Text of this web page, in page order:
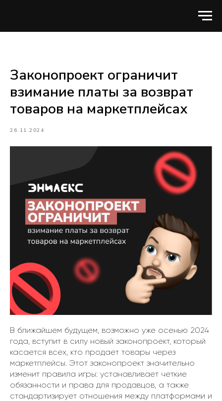
Законопроект ограничит
взимание платы за возврат
товаров на маркетплейсах
26.11.2024
В ближайшем будущем, возможно уже осенью 2024
года, вступит в силу новый законопроект, который
касается всех, кто продает товары через
маркетплейсы. Этот законопроект значительно
изменит правила игры: устанавливает четкие
обязанности и права для продавцов, а также
стандартизирует отношения между платформами и